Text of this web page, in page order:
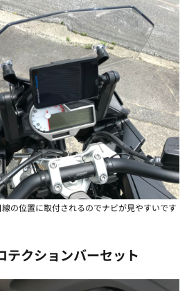
の位置に取付されるのでナビが見やすいです
テクションバーセット